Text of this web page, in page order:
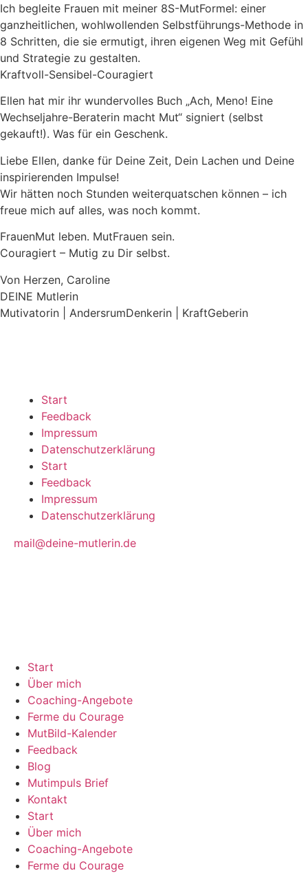
Ich begleite Frauen mit meiner 8S-MutFormel: einer
ganzheitlichen, wohlwollenden Selbstführungs-Methode in
8 Schritten, die sie ermutigt, ihren eigenen Weg mit Gefühl
und Strategie zu gestalten.
Kraftvoll-Sensibel-Couragiert
Ellen hat mir ihr wundervolles Buch „Ach, Meno! Eine
Wechseljahre-Beraterin macht Mut“ signiert (selbst
gekauft!). Was für ein Geschenk.
Liebe Ellen, danke für Deine Zeit, Dein Lachen und Deine
inspirierenden Impulse!
Wir hätten noch Stunden weiterquatschen können – ich
freue mich auf alles, was noch kommt.
FrauenMut leben. MutFrauen sein.
Couragiert – Mutig zu Dir selbst.
Von Herzen, Caroline
DEINE Mutlerin
Mutivatorin | AndersrumDenkerin | KraftGeberin
Start
Feedback
Impressum
Datenschutzerklärung
Start
Feedback
Impressum
Datenschutzerklärung
mail@deine-mutlerin.de
Start
Über mich
Coaching-Angebote
Ferme du Courage
MutBild-Kalender
Feedback
Blog
Mutimpuls Brief
Kontakt
Start
Über mich
Coaching-Angebote
Ferme du Courage